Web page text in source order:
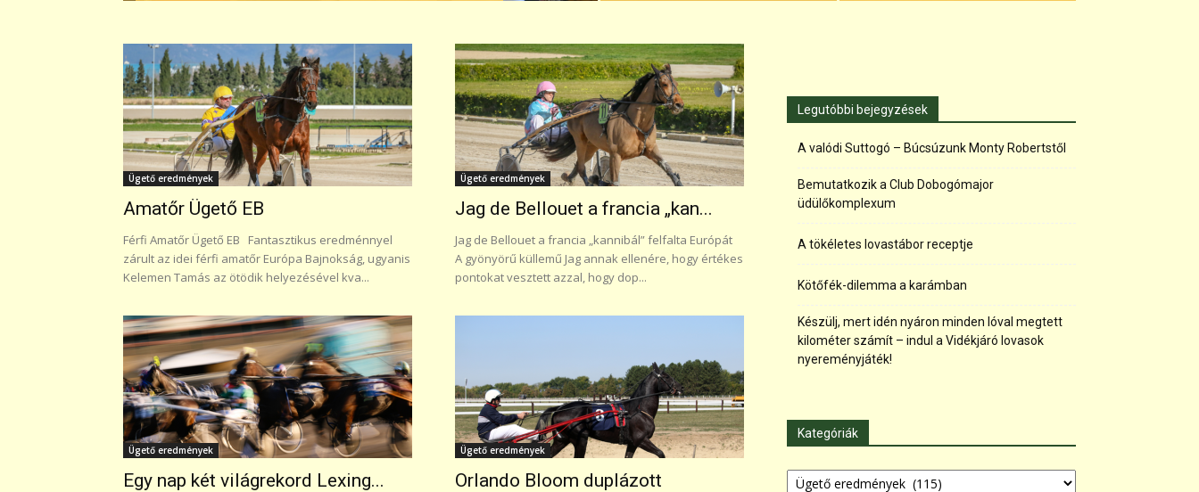
Ügető eredmények
Amatőr Ügető EB
Férfi Amatőr Ügető EB Fantasztikus eredménnyel
zárult az idei férfi amatőr Európa Bajnokság, ugyanis
Kelemen Tamás az ötödik helyezésével kva...
Ügető eredmények
Jag de Bellouet a francia „kan...
Jag de Bellouet a francia „kannibál” felfalta Európát
A gyönyörű küllemű Jag annak ellenére, hogy értékes
pontokat vesztett azzal, hogy dop...
Ügető eredmények
Egy nap két világrekord Lexing...
Ügető eredmények
Orlando Bloom duplázott
Legutóbbi bejegyzések
A valódi Suttogó – Búcsúzunk Monty Robertstől
Bemutatkozik a Club Dobogómajor
üdülőkomplexum
A tökéletes lovastábor receptje
Kötőfék-dilemma a karámban
Készülj, mert idén nyáron minden lóval megtett
kilométer számít – indul a Vidékjáró lovasok
nyereményjáték!
Kategóriák
Kategóriák